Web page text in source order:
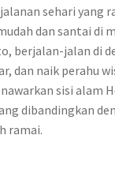
sehari yang
dan santai di
berjalan-jalan di
dan naik perahu
sisi alam
dibandingkan
ramai.